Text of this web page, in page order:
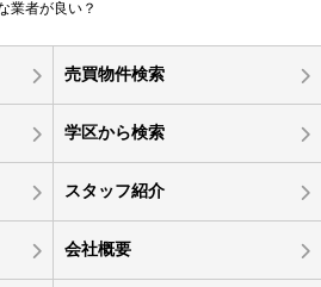
業者が良い？
売買物件検索
学区から検索
スタッフ紹介
会社概要